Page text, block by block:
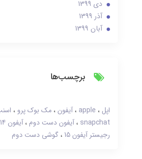
دی 1399
آذر 1399
آبان 1399
برچسب‌ها
اپل apple آیفون مک بوک پرو
snapchat آیفون دست دوم آیفون 14
رجیستر آیفون 15
گوشی دست دوم